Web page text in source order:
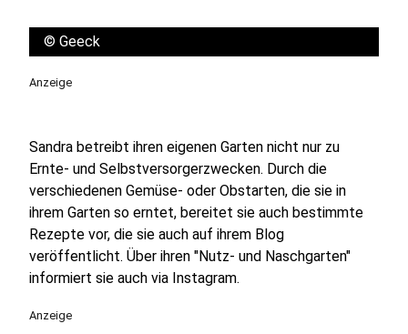
© Geeck
Anzeige
Sandra betreibt ihren eigenen Garten nicht nur zu
Ernte- und Selbstversorgerzwecken. Durch die
verschiedenen Gemüse- oder Obstarten, die sie in
ihrem Garten so erntet, bereitet sie auch bestimmte
Rezepte vor, die sie auch auf ihrem Blog
veröffentlicht. Über ihren "Nutz- und Naschgarten"
informiert sie auch via Instagram.
Anzeige